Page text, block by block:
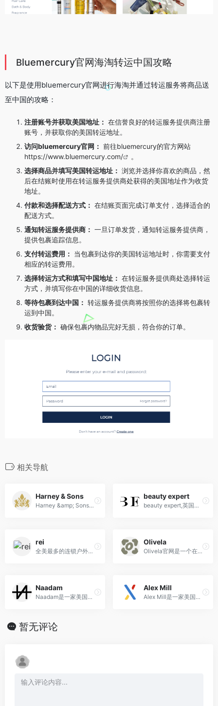
Bluemercury官网海淘转运中国攻略
以下是使用bluemercury官网进行海淘并通过转运服务将商品送
至中国的攻略：
注册账号并获取美国地址： 在信誉良好的转运服务提供商注册
账号，并获取你的美国转运地址。
访问bluemercury官网： 前往bluemercury的官方网站
https://www.bluemercury.com/
。
选择商品并填写美国转运地址： 浏览并选择你喜欢的商品，然
后在结账时使用在转运服务提供商处获得的美国地址作为收货
地址。
付款和选择配送方式： 在结账页面完成订单支付，选择适合的
配送方式。
通知转运服务提供商： 一旦订单发货，通知转运服务提供商，
提供包裹追踪信息。
支付转运费用： 当包裹到达你的美国转运地址时，你需要支付
相应的转运费用。
选择转运方式和填写中国地址： 在转运服务提供商处选择转运
方式，并填写你在中国的详细收货信息。
等待包裹到达中国： 转运服务提供商将按照你的选择将包裹转
运到中国。
收货验货： 确保包裹内物品完好无损，符合你的订单。
相关导航
Harney & Sons
Harney &amp; Sons中文名哈尼·桑尔丝是一家美国的高端茶叶品牌，提供各种口味和品质的茶叶。
beauty expert
beauty expert,英国知名美妆电商 可直邮 支付宝
rei
全美最多的连锁户外装备实体店。网站不仅出售各种户外装备，也有自己家的品牌服装
Olivela
Olivela官网是一个在线奢侈品零售平台，致力于提供各种高端时尚品牌的时尚服装、鞋类、配饰和美容产品；包括Prada、Valentino、Givenchy、Stella McCartney、Jimmy Choo等知名品牌。
Naadam
Naadam是一家美国时尚品牌，以优质蒙古高原天然羊毛产品闻名，致力于可持续发展与公平合作。
Alex Mill
Alex Mill是一家美国时尚品牌，以融合经典、舒适和实用的设计理念而闻名，致力于提供高品质、低调奢华的服装选择。
暂无评论